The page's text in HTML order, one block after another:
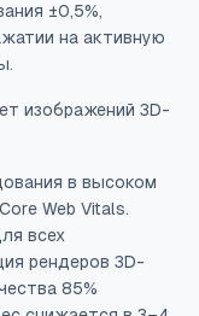
±0,5%,
на активную
изображений 3D-
в высоком
Web Vitals.
всех
рендеров 3D-
85%